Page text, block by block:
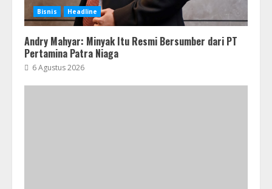
Bisnis Headline
Andry Mahyar: Minyak Itu Resmi Bersumber dari PT
Pertamina Patra Niaga
6 Agustus 2026